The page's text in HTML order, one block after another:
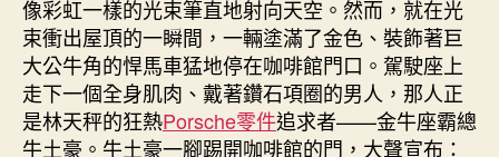
像彩虹一樣的光束筆直地射向天空。然而，就在光
束衝出屋頂的一瞬間，一輛塗滿了金色、裝飾著巨
大公牛角的悍馬車猛地停在咖啡館門口。駕駛座上
走下一個全身肌肉、戴著鑽石項圈的男人，那人正
是林天秤的狂熱Porsche零件追求者——金牛座霸總
牛土豪。牛土豪一腳踢開咖啡館的門，大聲宣布：